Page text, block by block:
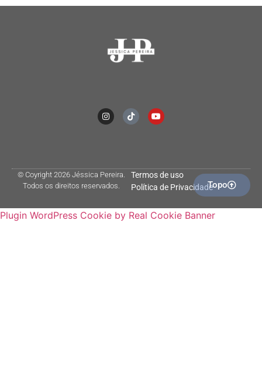
© Coyright 2026 Jéssica Pereira.
Todos os direitos reservados.
Termos de uso
Política de PrivacidadeTopo
Plugin WordPress Cookie by Real Cookie Banner